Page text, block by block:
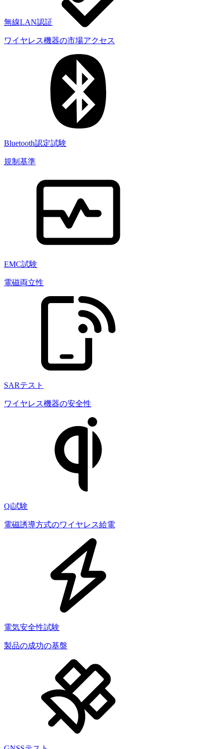
無線LAN認証
ワイヤレス機器の市場アクセス
Bluetooth認定試験
規制基準
EMC試験
電磁両立性
SARテスト
ワイヤレス機器の安全性
Qi試験
電磁誘導方式のワイヤレス給電
電気安全性試験
製品の成功の基盤